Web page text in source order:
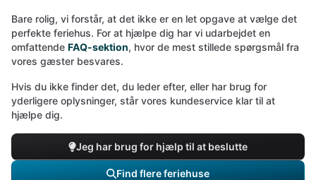
Bare rolig, vi forstår, at det ikke er en let opgave at vælge det
perfekte feriehus. For at hjælpe dig har vi udarbejdet en
omfattende FAQ-sektion, hvor de mest stillede spørgsmål fra
vores gæster besvares.
Hvis du ikke finder det, du leder efter, eller har brug for
yderligere oplysninger, står vores kundeservice klar til at
hjælpe dig.
Jeg har brug for hjælp til at beslutte
Find flere feriehuse